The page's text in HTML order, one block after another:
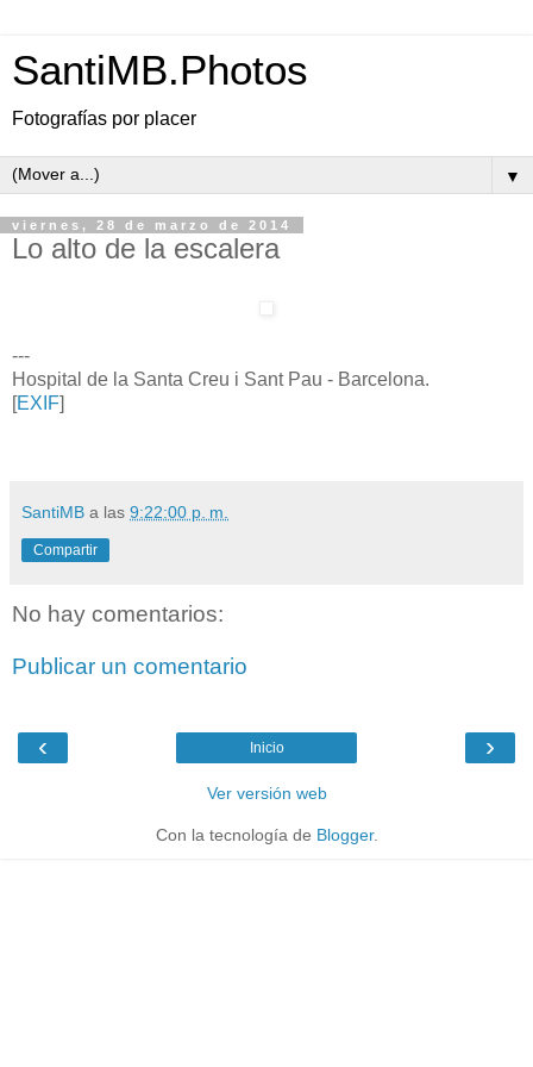
SantiMB.Photos
Fotografías por placer
▼
viernes, 28 de marzo de 2014
Lo alto de la escalera
---
Hospital de la Santa Creu i Sant Pau - Barcelona.
[EXIF]
SantiMB a las 9:22:00 p. m.
Compartir
No hay comentarios:
Publicar un comentario
‹ ›
Inicio
Ver versión web
Con la tecnología de Blogger.